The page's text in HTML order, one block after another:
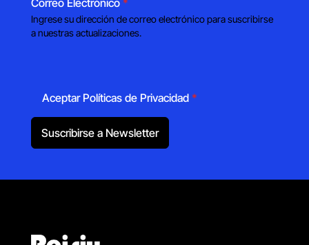
Ingrese su dirección de correo electrónico para suscribirse
a nuestras actualizaciones.
Aceptar Políticas de Privacidad *
Suscribirse a Newsletter